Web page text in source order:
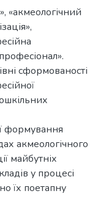
«акмеологічний
сформованості
формування
акмеологічного
майбутніх
у процесі
їх поетапну